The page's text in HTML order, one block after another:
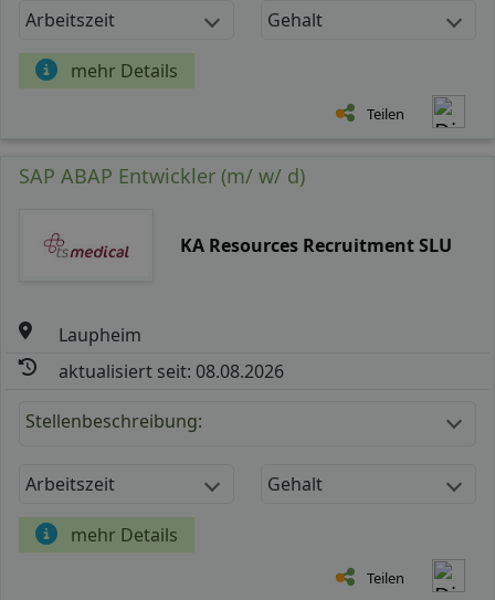
Arbeitszeit Gehalt
mehr Details
Teilen
SAP ABAP Entwickler (m/ w/ d)
KA Resources Recruitment SLU
Laupheim
aktualisiert seit: 08.08.2026
Stellenbeschreibung:
Arbeitszeit Gehalt
mehr Details
Teilen